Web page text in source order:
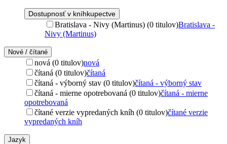
Dostupnosť v kníhkupectve
Bratislava - Nivy (Martinus) (0 titulov)Bratislava -
Nivy (Martinus)
Nové / čítané
nová (0 titulov)nová
čítaná (0 titulov)čítaná
čítaná - výborný stav (0 titulov)čítaná - výborný stav
čítaná - mierne opotrebovaná (0 titulov)čítaná - mierne
opotrebovaná
čítané verzie vypredaných kníh (0 titulov)čítané verzie
vypredaných kníh
Jazyk